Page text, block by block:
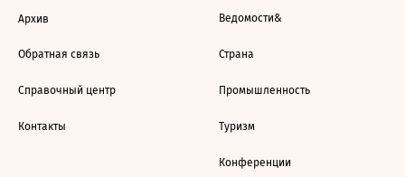
Архив
Обратная связь
Справочный центр
Контакты
Ведомости&
Страна
Промышленность
Туризм
Конференции